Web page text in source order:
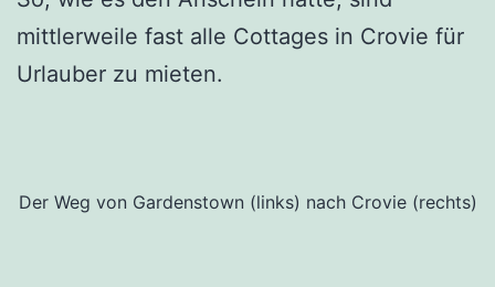
mittlerweile fast alle Cottages in Crovie für
Urlauber zu mieten.
Der Weg von Gardenstown (links) nach Crovie (rechts)